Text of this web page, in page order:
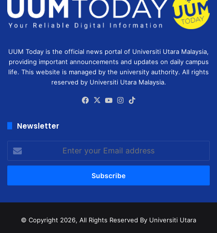
UUM Today is the official news portal of Universiti Utara Malaysia,
providing important announcements and updates on daily campus
life. This website is managed by the university authority. All rights
reserved by Universiti Utara Malaysia.
Facebook
X YouTubeInstagram
Newsletter
your
Email
© Copyright 2026, All Rights Reserved By Universiti Utara